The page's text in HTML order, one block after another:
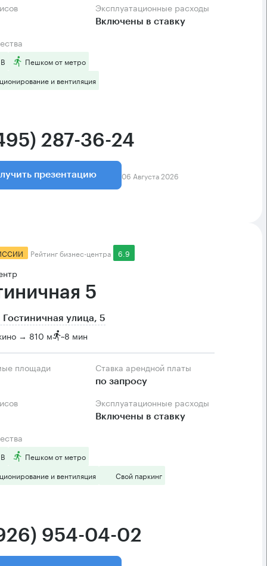
Эксплуатационные расходы
Включены в ставку
Пешком от метро
и вентиляция
287-36-24
презентацию 06 Августа 2026
Рейтинг бизнес-центра 6.9
5
Гостиничная улица, 5
→ 810 м ~8 мин
площади Ставка арендной платы
по запросу
Эксплуатационные расходы
Включены в ставку
Пешком от метро
и вентиляция
Свой паркинг
954-04-02